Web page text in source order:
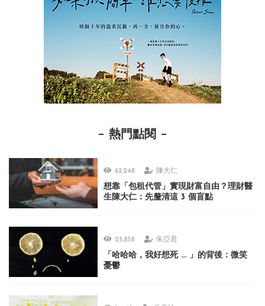
熱門點閱
63,248 陳大仁
想靠「包租代管」實現財富自由？理財醫
生陳大仁：先釐清這 3 個盲點
23,838 朱亞君
「哈哈哈，我好想死 ... 」的背後：微笑
憂鬱